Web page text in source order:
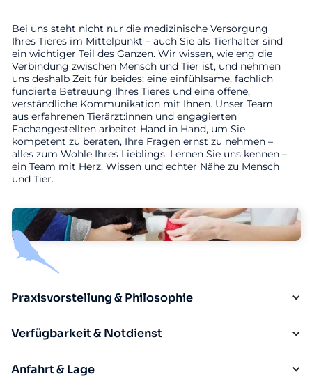
Bei uns steht nicht nur die medizinische Versorgung
Ihres Tieres im Mittelpunkt – auch Sie als Tierhalter sind
ein wichtiger Teil des Ganzen. Wir wissen, wie eng die
Verbindung zwischen Mensch und Tier ist, und nehmen
uns deshalb Zeit für beides: eine einfühlsame, fachlich
fundierte Betreuung Ihres Tieres und eine offene,
verständliche Kommunikation mit Ihnen. Unser Team
aus erfahrenen Tierärzt:innen und engagierten
Fachangestellten arbeitet Hand in Hand, um Sie
kompetent zu beraten, Ihre Fragen ernst zu nehmen –
alles zum Wohle Ihres Lieblings. Lernen Sie uns kennen –
ein Team mit Herz, Wissen und echter Nähe zu Mensch
und Tier.
Praxisvorstellung & Philosophie
Verfügbarkeit & Notdienst
Anfahrt & Lage